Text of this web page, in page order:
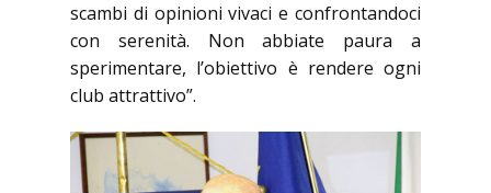
scambi di opinioni vivaci e confrontandoci
con serenità. Non abbiate paura a
sperimentare, l’obiettivo è rendere ogni
club attrattivo”.